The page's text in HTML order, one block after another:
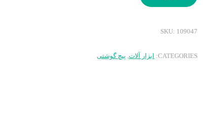
SKU: 109047
CATEGORIES: ابزار آلات, پیچ گوشتی